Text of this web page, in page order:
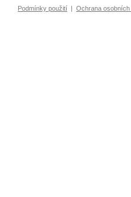
Podmínky použití | Ochrana osobních